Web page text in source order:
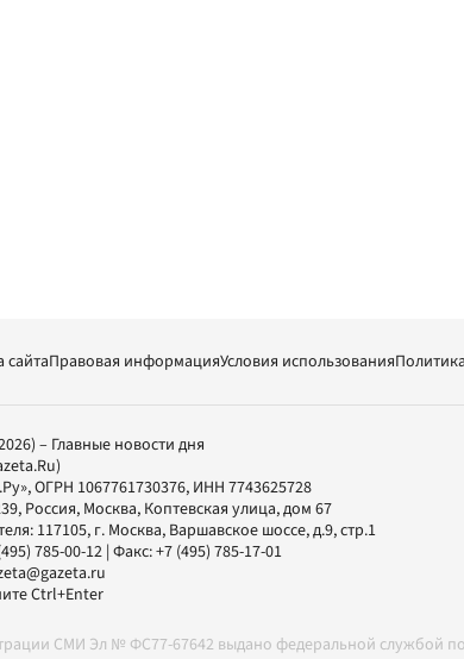
сайтаПравовая информацияУсловия использования
– Главные новости дня
, ОГРН 1067761730376, ИНН 7743625728
Россия, Москва, Коптевская улица, дом 67
117105, г. Москва, Варшавское шоссе, д.9, стр.1
785-00-12| Факс:+7 (495) 785-17-01
Ctrl+Enter
СМИ Эл № ФС77-67642 выдано федеральной службой